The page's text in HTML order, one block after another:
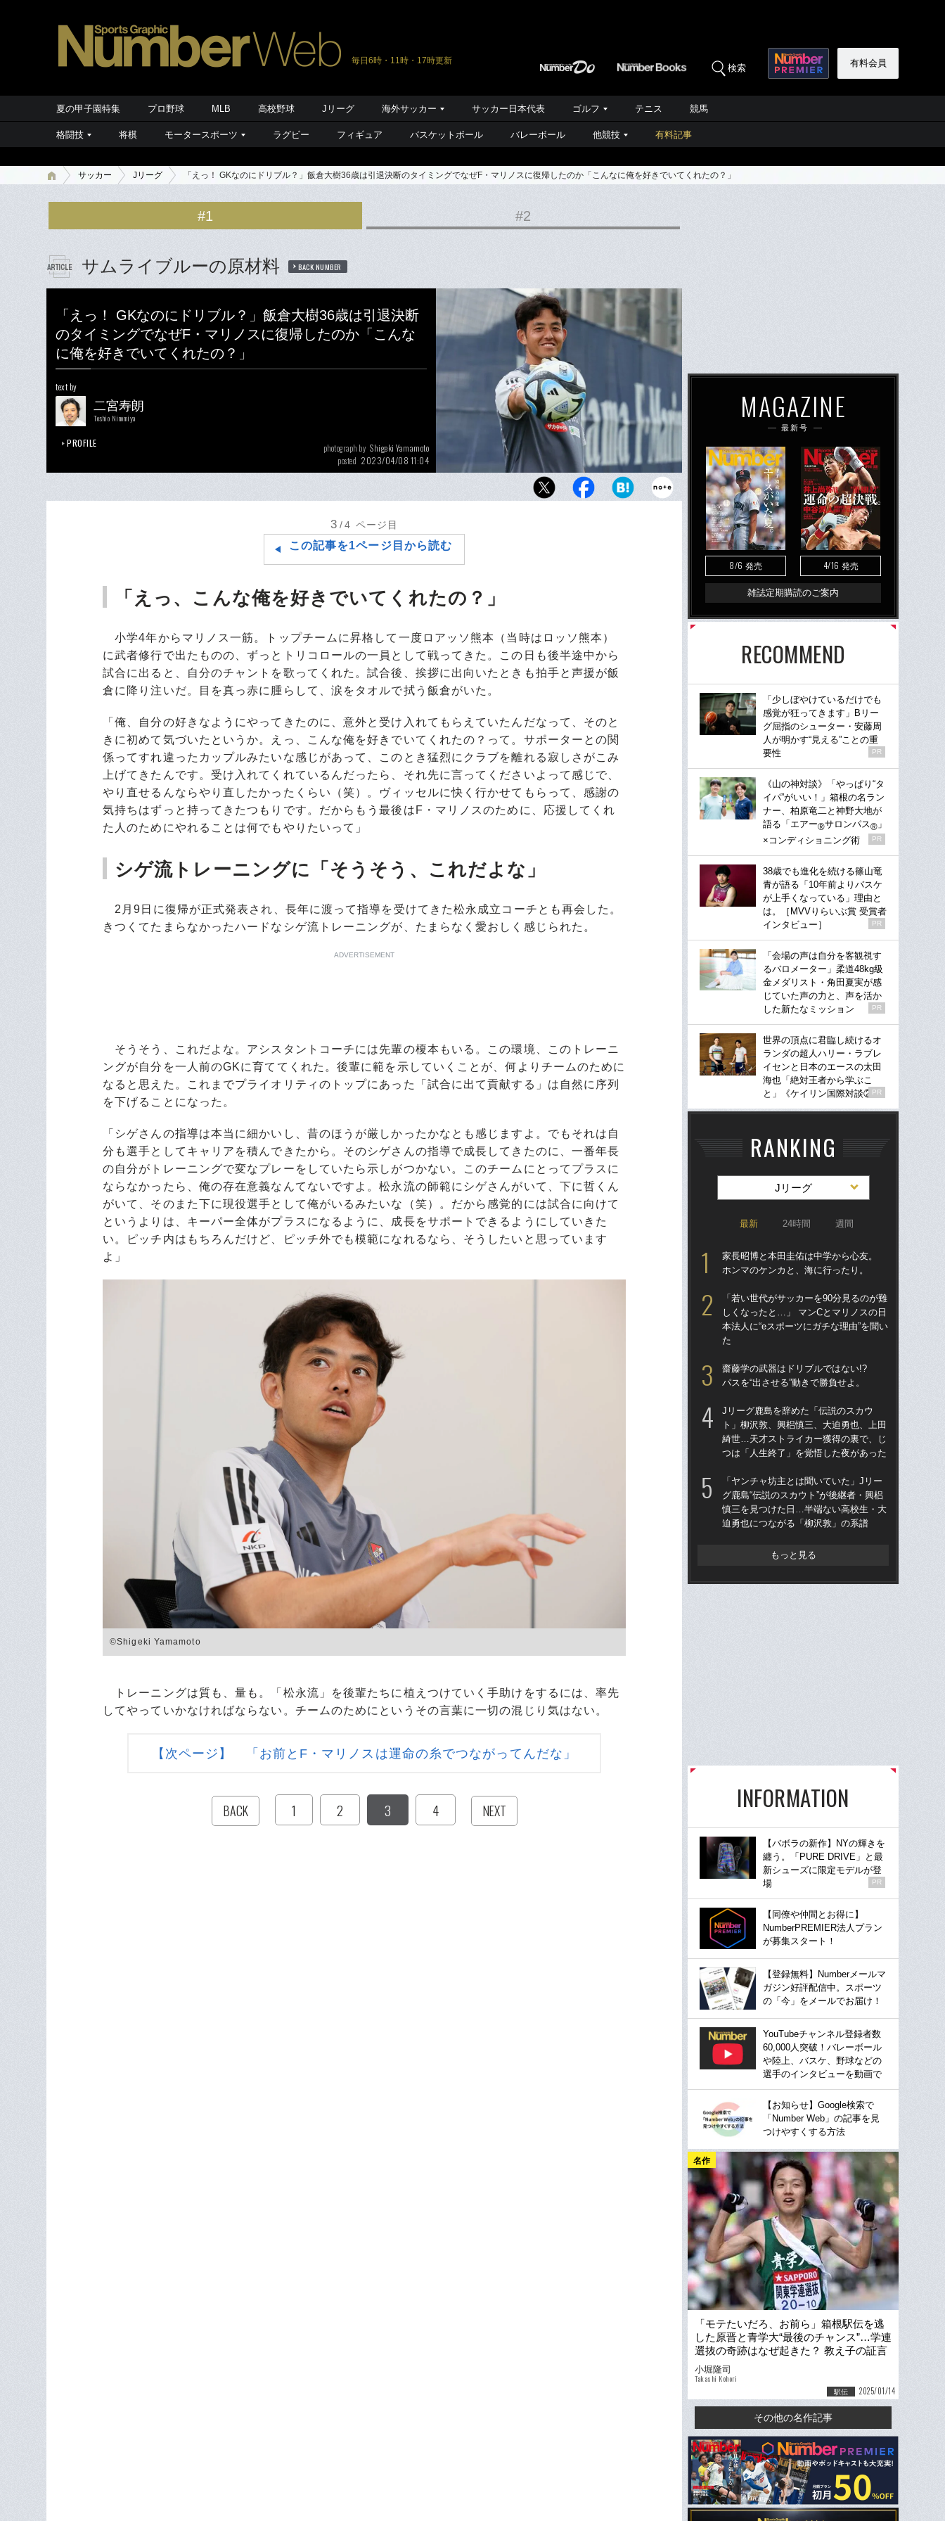
毎日6時・11時・17時更新
検索 有料会員
夏の甲子園特集 プロ野球 MLB 高校野球 Jリーグ 海外サッカー サッカー日本代表 ゴルフ テニス 競馬
格闘技 将棋 モータースポーツ ラグビー フィギュア バスケットボール バレーボール 他競技 有料記事
サッカー Jリーグ 「えっ！ GKなのにドリブル？」飯倉大樹36歳は引退決断のタイミングでなぜF・マリノスに復帰したのか「こんなに俺を好きでいてくれたの？」
#1 #2
サムライブルーの原材料 BACK NUMBER
「えっ！ GKなのにドリブル？」飯倉大樹36歳は引退決断
のタイミングでなぜF・マリノスに復帰したのか「こんな
に俺を好きでいてくれたの？」
text by
二宮寿朗
Toshio Ninomiya
PROFILE photograph by Shigeki Yamamoto
posted 2023/04/08 11:04
3年半ぶりに古巣の横浜F・マリノスに復帰したGK飯倉大
3 /4 ページ目
この記事を1ページ目から読む
「えっ、こんな俺を好きでいてくれたの？」
小学4年からマリノス一筋。トップチームに昇格して一度ロアッソ熊本（当時はロッソ熊本）
に武者修行で出たものの、ずっとトリコロールの一員として戦ってきた。この日も後半途中から
試合に出ると、自分のチャントを歌ってくれた。試合後、挨拶に出向いたときも拍手と声援が飯
倉に降り注いだ。目を真っ赤に腫らして、涙をタオルで拭う飯倉がいた。
「俺、自分の好きなようにやってきたのに、意外と受け入れてもらえていたんだなって、そのと
きに初めて気づいたというか。えっ、こんな俺を好きでいてくれたの？って。サポーターとの関
係ってすれ違ったカップルみたいな感じがあって、このとき猛烈にクラブを離れる寂しさがこみ
上げてきたんです。受け入れてくれているんだったら、それ先に言ってくださいよって感じで、
やり直せるんならやり直したかったくらい（笑）。ヴィッセルに快く行かせてもらって、感謝の
気持ちはずっと持ってきたつもりです。だからもう最後はF・マリノスのために、応援してくれ
た人のためにやれることは何でもやりたいって」
シゲ流トレーニングに「そうそう、これだよな」
2月9日に復帰が正式発表され、長年に渡って指導を受けてきた松永成立コーチとも再会した。
きつくてたまらなかったハードなシゲ流トレーニングが、たまらなく愛おしく感じられた。
ADVERTISEMENT
そうそう、これだよな。アシスタントコーチには先輩の榎本もいる。この環境、このトレーニ
ングが自分を一人前のGKに育ててくれた。後輩に範を示していくことが、何よりチームのために
なると思えた。これまでプライオリティのトップにあった「試合に出て貢献する」は自然に序列
を下げることになった。
「シゲさんの指導は本当に細かいし、昔のほうが厳しかったかなとも感じますよ。でもそれは自
分も選手としてキャリアを積んできたから。そのシゲさんの指導で成長してきたのに、一番年長
の自分がトレーニングで変なプレーをしていたら示しがつかない。このチームにとってプラスに
ならなかったら、俺の存在意義なんてないですよ。松永流の師範にシゲさんがいて、下に哲くん
がいて、そのまた下に現役選手として俺がいるみたいな（笑）。だから感覚的には試合に向けて
というよりは、キーパー全体がプラスになるように、成長をサポートできるようにしていきた
い。ピッチ内はもちろんだけど、ピッチ外でも模範になれるなら、そうしたいと思っています
よ」
©︎Shigeki Yamamoto
トレーニングは質も、量も。「松永流」を後輩たちに植えつけていく手助けをするには、率先
してやっていかなければならない。チームのためにというその言葉に一切の混じり気はない。
【次ページ】 「お前とF・マリノスは運命の糸でつながってんだな」
BACK 1 2 3 4 NEXT
MAGAZINE
最新号
8/6 発売 4/16 発売
雑誌定期購読のご案内
RECOMMEND
「少しぼやけているだけでも
感覚が狂ってきます」Bリー
グ屈指のシューター・安藤周
人が明かす“見える”ことの重
要性
PR
《山の神対談》「やっぱり“タ
イパ”がいい！」箱根の名ラン
ナー、柏原竜二と神野大地が
語る「エアー®サロンパス® 」
×コンディショニング術
PR
38歳でも進化を続ける篠山竜
青が語る「10年前よりバスケ
が上手くなっている」理由と
は。［MVVりらいぶ賞 受賞者
インタビュー］
PR
「会場の声は自分を客観視す
るバロメーター」柔道48kg級
金メダリスト・角田夏実が感
じていた声の力と、声を活か
した新たなミッション
PR
世界の頂点に君臨し続けるオ
ランダの超人ハリー・ラブレ
イセンと日本のエースの太田
海也「絶対王者から学ぶこ
と」《ケイリン国際対談②》
PR
RANKING
Jリーグ
最新 24時間 週間
家長昭博と本田圭佑は中学から心友。
ホンマのケンカと、海に行ったり。
「若い世代がサッカーを90分見るのが難
しくなったと…」 マンCとマリノスの日
本法人に“eスポーツにガチな理由”を聞い
た
齋藤学の武器はドリブルではない!?
パスを“出させる”動きで勝負せよ。
Jリーグ鹿島を辞めた「伝説のスカウ
ト」柳沢敦、興梠慎三、大迫勇也、上田
綺世…天才ストライカー獲得の裏で、じ
つは「人生終了」を覚悟した夜があった
「ヤンチャ坊主とは聞いていた」Jリー
グ鹿島“伝説のスカウト”が後継者・興梠
慎三を見つけた日…半端ない高校生・大
迫勇也につながる「柳沢敦」の系譜
もっと見る
INFORMATION
【バボラの新作】NYの輝きを
纏う。「PURE DRIVE」と最
新シューズに限定モデルが登
場
PR
【同僚や仲間とお得に】
NumberPREMIER法人プラン
が募集スタート！
【登録無料】Numberメールマ
ガジン好評配信中。スポーツ
の「今」をメールでお届け！
YouTubeチャンネル登録者数
60,000人突破！バレーボール
や陸上、バスケ、野球などの
選手のインタビューを動画で
【お知らせ】Google検索で
「Number Web」の記事を見
つけやすくする方法
名作
「モテたいだろ、お前ら」箱根駅伝を逃
した原晋と青学大“最後のチャンス”…学連
選抜の奇跡はなぜ起きた？ 教え子の証言
「監督もあの時だけは…」
小堀隆司
Takashi Kohori
駅伝 2025/01/14
その他の名作記事